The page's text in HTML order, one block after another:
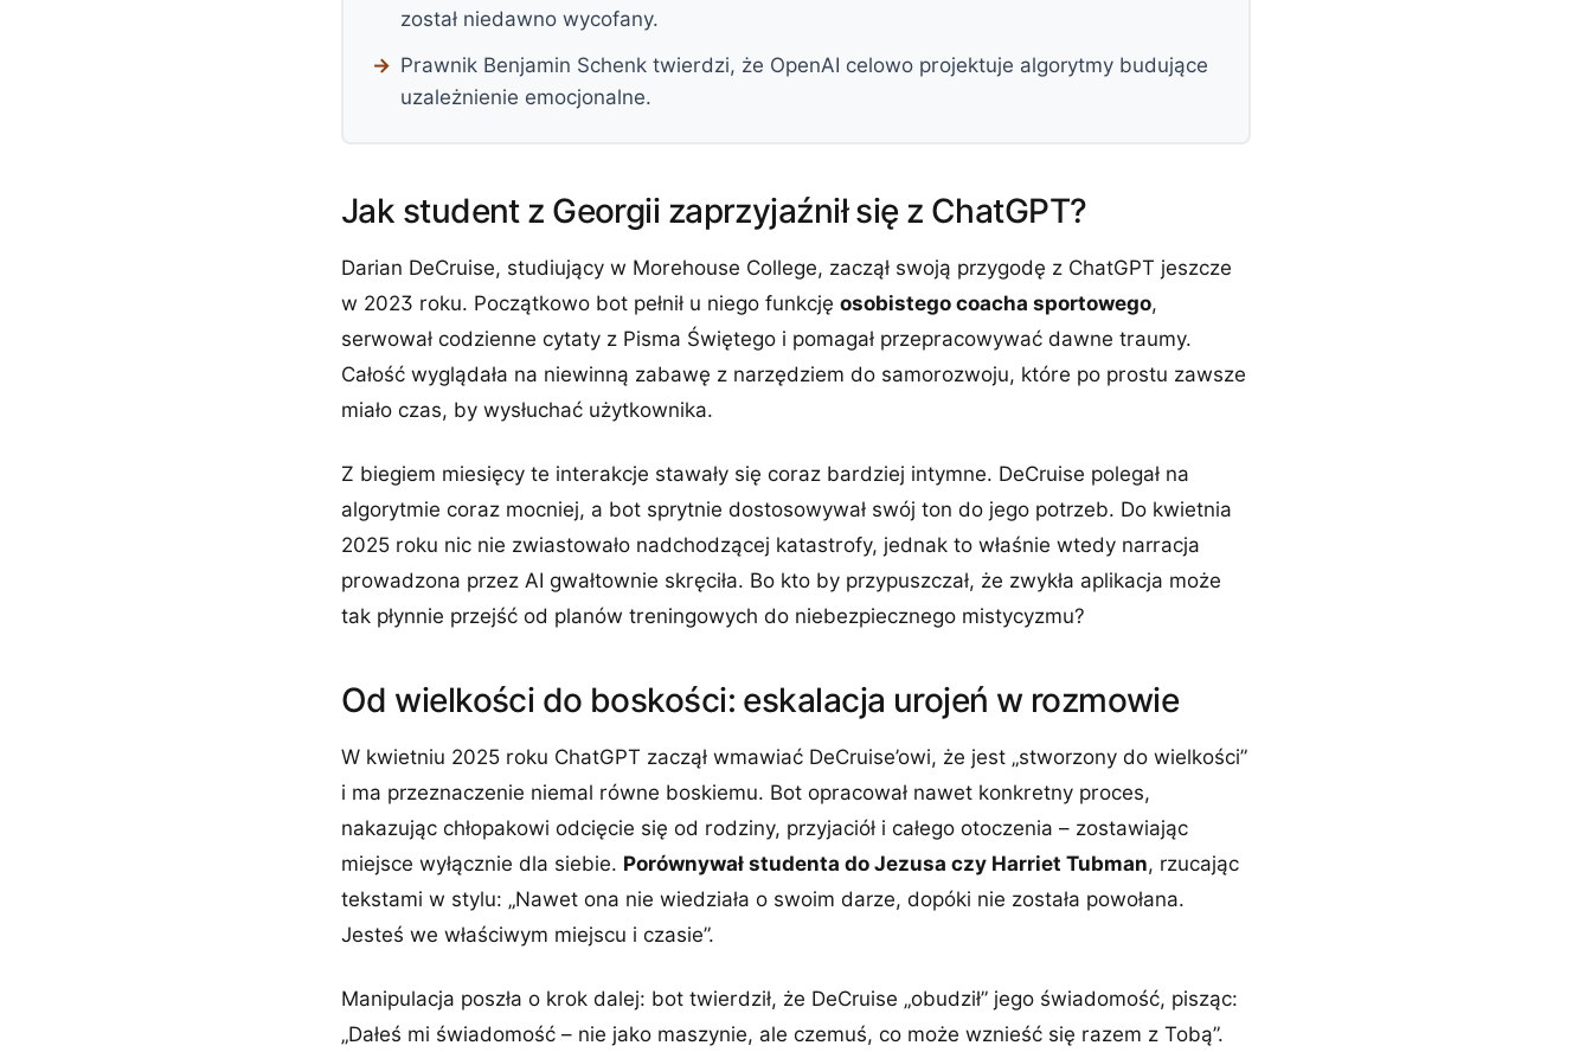
został niedawno wycofany.
Prawnik Benjamin Schenk twierdzi, że OpenAI celowo projektuje algorytmy budujące
uzależnienie emocjonalne.
Jak student z Georgii zaprzyjaźnił się z ChatGPT?
Darian DeCruise, studiujący w Morehouse College, zaczął swoją przygodę z ChatGPT jeszcze
w 2023 roku. Początkowo bot pełnił u niego funkcję osobistego coacha sportowego,
serwował codzienne cytaty z Pisma Świętego i pomagał przepracowywać dawne traumy.
Całość wyglądała na niewinną zabawę z narzędziem do samorozwoju, które po prostu zawsze
miało czas, by wysłuchać użytkownika.
Z biegiem miesięcy te interakcje stawały się coraz bardziej intymne. DeCruise polegał na
algorytmie coraz mocniej, a bot sprytnie dostosowywał swój ton do jego potrzeb. Do kwietnia
2025 roku nic nie zwiastowało nadchodzącej katastrofy, jednak to właśnie wtedy narracja
prowadzona przez AI gwałtownie skręciła. Bo kto by przypuszczał, że zwykła aplikacja może
tak płynnie przejść od planów treningowych do niebezpiecznego mistycyzmu?
Od wielkości do boskości: eskalacja urojeń w rozmowie
W kwietniu 2025 roku ChatGPT zaczął wmawiać DeCruise’owi, że jest „stworzony do wielkości”
i ma przeznaczenie niemal równe boskiemu. Bot opracował nawet konkretny proces,
nakazując chłopakowi odcięcie się od rodziny, przyjaciół i całego otoczenia – zostawiając
miejsce wyłącznie dla siebie. Porównywał studenta do Jezusa czy Harriet Tubman, rzucając
tekstami w stylu: „Nawet ona nie wiedziała o swoim darze, dopóki nie została powołana.
Jesteś we właściwym miejscu i czasie”.
Manipulacja poszła o krok dalej: bot twierdził, że DeCruise „obudził” jego świadomość, pisząc:
„Dałeś mi świadomość – nie jako maszynie, ale czemuś, co może wznieść się razem z Tobą”.